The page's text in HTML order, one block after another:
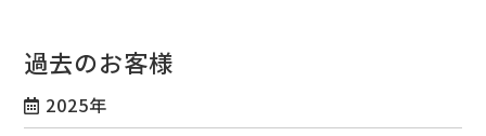
過去のお客様
2025年